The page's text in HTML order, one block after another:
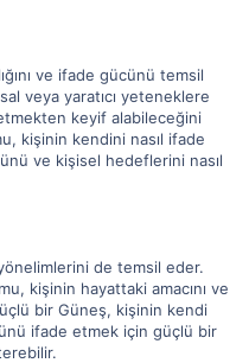
ve ifade gücünü temsil
veya yaratıcı yeteneklere
keyif alabileceğini
kişinin kendini nasıl ifade
ve kişisel hedeflerini nasıl
de temsil eder.
kişinin hayattaki amacını ve
bir Güneş, kişinin kendi
ifade etmek için güçlü bir